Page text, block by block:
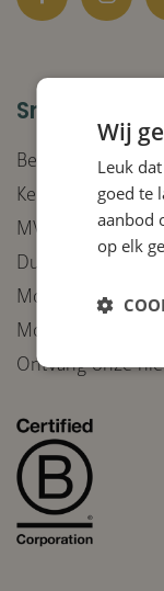
Snel naar
Bedrijven
Keurmerken
MVO-beleid
Duurzaam
Moreel Kompas
Moreel Kompas
Ontvang onze
Wij
Leuk
goed te
aanbod
op elk